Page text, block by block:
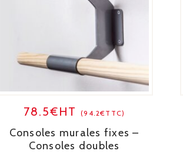
78.5€HT(94.2€TTC)
Consoles murales fixes –
Consoles doubles